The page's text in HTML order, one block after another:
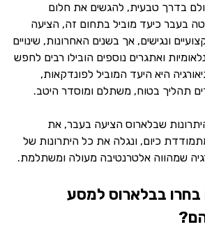
בדרך טבעית, להגשים את חלום
בעבר כיעד מוביל בתחום זה, הציעה
ונגישים, אך בשנים האחרונות, שינויים
ואתגרים נוספים הובילו רבים לחפש
היא היעד המוביל לפונדקאות,
תהליך בטוח, משתלם ומוסדר היטב.
שבלארוס הציעה בעבר, את
כיום, ונגלה את כל היתרונות של
שמהווה אלטרנטיבה מעולה ומשתלמת.
בחרו בבלארוס למסע